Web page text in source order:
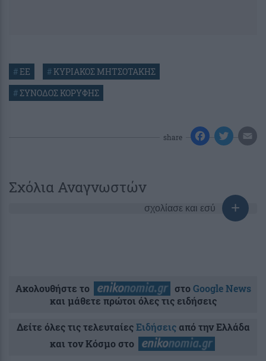
#ΕΕ #ΚΥΡΙΑΚΟΣ ΜΗΤΣΟΤΑΚΗΣ
#ΣΥΝΟΔΟΣ ΚΟΡΥΦΗΣ
share
Σχόλια Αναγνωστών
σχολίασε και εσύ
Ακολουθήστε το στοGoogle News
και μάθετε πρώτοι όλες τις ειδήσεις
Δείτε όλες τις τελευταίεςΕιδήσειςαπό την Ελλάδα
και τον Κόσμο στο